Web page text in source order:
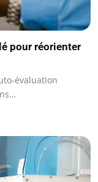
pour réorienter
évaluation